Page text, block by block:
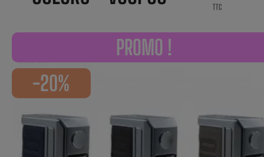
PROMO !
-20%
TTC